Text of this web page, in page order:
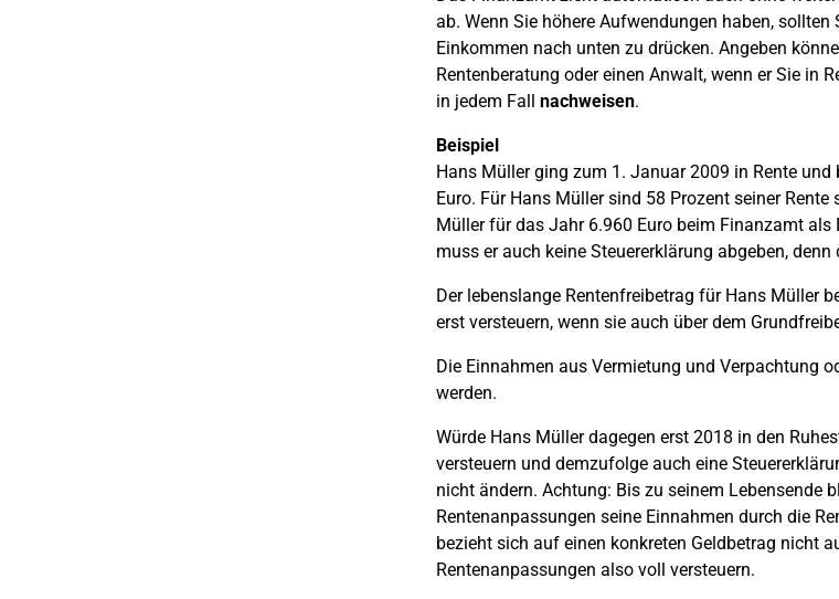
ab. Wenn Sie höhere Aufwendungen haben,
Einkommen nach unten zu drücken. Angeben
Rentenberatung oder einen Anwalt, wenn er Sie in
in jedem Fall nachweisen.
Beispiel
Hans Müller ging zum 1. Januar 2009 in Rente
Euro. Für Hans Müller sind 58 Prozent seiner
Müller für das Jahr 6.960 Euro beim Finanzamt als
muss er auch keine Steuererklärung abgeben,
Der lebenslange Rentenfreibetrag für Hans Müller
erst versteuern, wenn sie auch über dem
Die Einnahmen aus Vermietung und Verpachtung
werden.
Würde Hans Müller dagegen erst 2018 in den
versteuern und demzufolge auch eine
nicht ändern. Achtung: Bis zu seinem Lebensende
Rentenanpassungen seine Einnahmen durch die
bezieht sich auf einen konkreten Geldbetrag nicht
Rentenanpassungen also voll versteuern.